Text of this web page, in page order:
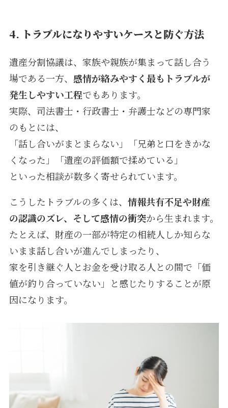
4. トラブルになりやすいケースと防ぐ方法
遺産分割協議は、家族や親族が集まって話し合う
場である一方、 感情が絡みやすく最もトラブルが
発生しやすい工程でもあります。
実際、司法書士・行政書士・弁護士などの専門家
のもとには、
「話し合いがまとまらない」「兄弟と口をきかな
くなった」「遺産の評価額で揉めている」
といった相談が数多く寄せられています。
こうしたトラブルの多くは、 情報共有不足や財産
の認識のズレ、そして感情の衝突から生まれます。
たとえば、財産の一部が特定の相続人しか知らな
いまま話し合いが進んでしまったり、
家を引き継ぐ人とお金を受け取る人との間で「価
値が釣り合っていない」と感じたりすることが原
因になります。